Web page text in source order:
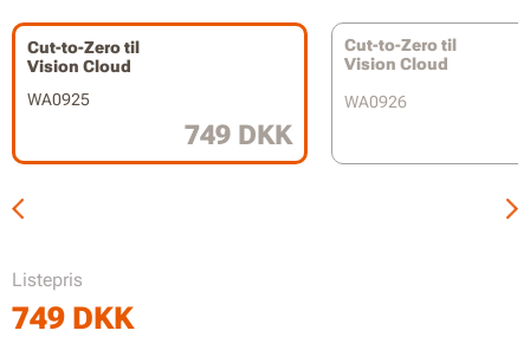
WR365E / WR365E.1 / WR308E
Cut-to-Zero til
Vision Cloud
WA0925
749 DKK
Cut-to-Zero til
Vision Cloud
WA0926
Listepris
749 DKK